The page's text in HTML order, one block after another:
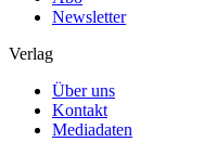
Newsletter
Verlag
Über uns
Kontakt
Mediadaten